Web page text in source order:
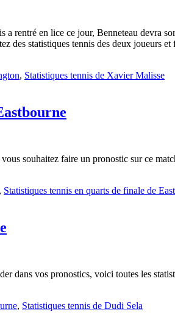
rentré en lice ce jour, Benneteau devra
des statistiques tennis des deux joueurs
, Statistiques tennis de Xavier Malisse
souhaitez faire un pronostic sur ce
, Statistiques tennis en quarts de finale de
dans vos pronostics, voici toutes les
, Statistiques tennis de Dudi Sela